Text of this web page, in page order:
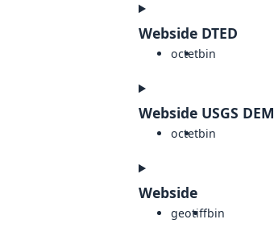
Webside DTED
octetbin
Webside USGS DEM
octetbin
Webside
geotiffbin